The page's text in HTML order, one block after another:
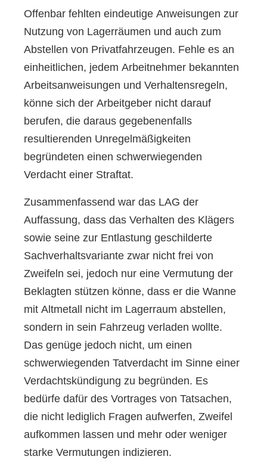
Offenbar fehlten eindeutige Anweisungen zur
Nutzung von Lagerräumen und auch zum
Abstellen von Privatfahrzeugen. Fehle es an
einheitlichen, jedem Arbeitnehmer bekannten
Arbeitsanweisungen und Verhaltensregeln,
könne sich der Arbeitgeber nicht darauf
berufen, die daraus gegebenenfalls
resultierenden Unregelmäßigkeiten
begründeten einen schwerwiegenden
Verdacht einer Straftat.
Zusammenfassend war das LAG der
Auffassung, dass das Verhalten des Klägers
sowie seine zur Entlastung geschilderte
Sachverhaltsvariante zwar nicht frei von
Zweifeln sei, jedoch nur eine Vermutung der
Beklagten stützen könne, dass er die Wanne
mit Altmetall nicht im Lagerraum abstellen,
sondern in sein Fahrzeug verladen wollte.
Das genüge jedoch nicht, um einen
schwerwiegenden Tatverdacht im Sinne einer
Verdachtskündigung zu begründen. Es
bedürfe dafür des Vortrages von Tatsachen,
die nicht lediglich Fragen aufwerfen, Zweifel
aufkommen lassen und mehr oder weniger
starke Vermutungen indizieren.